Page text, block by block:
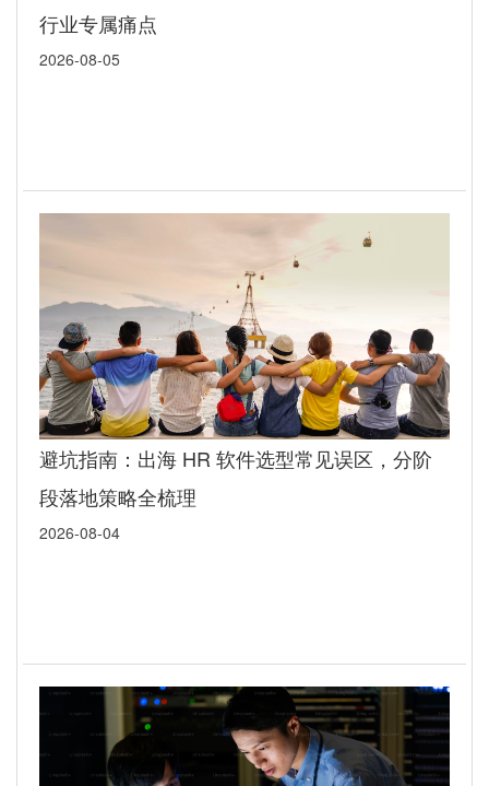
行业专属痛点
2026-08-05
避坑指南：出海 HR 软件选型常见误区，分阶
段落地策略全梳理
2026-08-04